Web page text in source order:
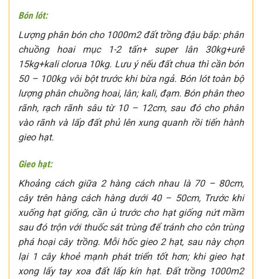
Bón lót:
Lượng phân bón cho 1000m2 đất trồng đậu bắp: phân
chuồng hoai mục 1-2 tấn+ super lân 30kg+urê
15kg+kali clorua 10kg. Lưu ý nếu đất chua thì cần bón
50 – 100kg vôi bột trước khi bừa ngả. Bón lót toàn bộ
lượng phân chuồng hoai, lân; kali, đạm. Bón phân theo
rãnh, rạch rãnh sâu từ 10 – 12cm, sau đó cho phân
vào rãnh và lấp đất phủ lên xung quanh rồi tiến hành
gieo hạt.
Gieo hạt:
Khoảng cách giữa 2 hàng cách nhau là 70 – 80cm,
cây trên hàng cách hàng dưới 40 – 50cm, Trước khi
xuống hạt giống, cần ủ trước cho hạt giống nứt mầm
sau đó trộn với thuốc sát trùng để tránh cho côn trùng
phá hoại cây trồng. Mỗi hốc gieo 2 hạt, sau này chọn
lại 1 cây khoẻ mạnh phát triển tốt hơn; khi gieo hạt
xong lấy tay xoa đất lấp kín hạt. Đất trồng 1000m2